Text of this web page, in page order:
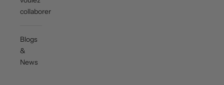
collaborer ?
Blogs
&
News